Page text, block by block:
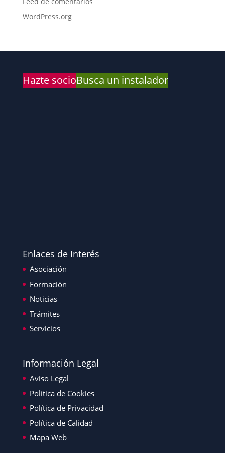
WordPress.org
Hazte socioBusca un instalador
Enlaces de Interés
Asociación
Formación
Noticias
Trámites
Servicios
Información Legal
Aviso Legal
Política de Cookies
Política de Privacidad
Política de Calidad
Mapa Web